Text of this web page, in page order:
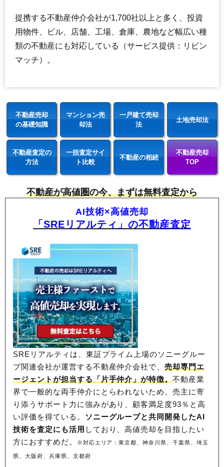
提携する不動産仲介会社が1,700社以上と多く、投資
用物件、ビル、店舗、工場、倉庫、農地など幅広い種
類の不動産にも対応している（サービス提供：リビン
マッチ）。
不動産売却
の基礎知識
マンション売
却法
一戸建て売却
法
土地売却法
不動産査定の
方法
一括査定サイ
ト比較
不動産の相続
不動産売却
TOP
不動産が高値圏の今、まずは無料査定から
AI技術×高値売却
「SREリアルティ」の不動産査定
SREリアルティは、東証プライム上場のソニーグルー
プ関連会社が運営する不動産仲介会社で、売却専門エ
ージェントが担当する「片手仲介」が特徴。不動産業
界で一般的な両手仲介にとらわれないため、売主に寄
り添うサポート力に強みがあり、顧客満足度93％と高
い評価を得ている。 ソニーグループと共同開発したAI
技術を査定にも活用 しており、高値売却を目指したい
方におすすめだ。
※対応エリア：東京都、神奈川県、千葉県、埼玉
県、大阪府、兵庫県、京都府